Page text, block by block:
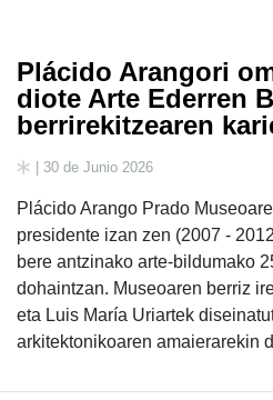
Plácido Arangori
diote Arte Ederren
berrirekitzearen
| 30 de Junio 2026
Plácido Arango Prado
presidente izan zen (2007 -
bere antzinako arte-bildumako
dohaintzan. Museoaren berriz
eta Luis María Uriartek
arkitektonikoaren amaierarekin